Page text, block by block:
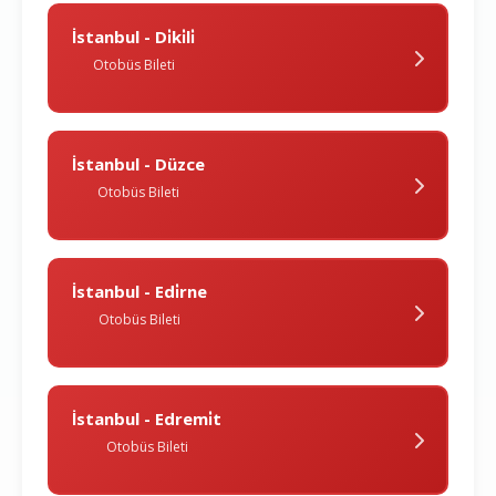
İstanbul - Di̇ki̇li̇
Otobüs Bileti
İstanbul - Düzce
Otobüs Bileti
İstanbul - Edi̇rne
Otobüs Bileti
İstanbul - Edremi̇t
Otobüs Bileti